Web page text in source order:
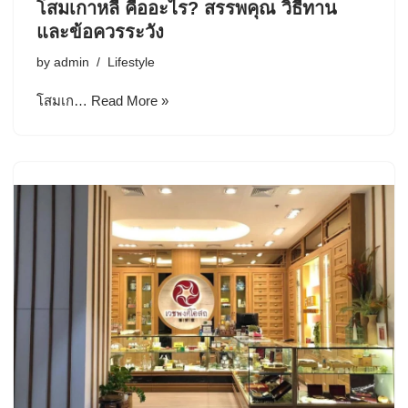
โสมเกาหลี คืออะไร? สรรพคุณ วิธีทาน
และข้อควรระวัง
by admin Lifestyle
โสมเก… Read More »